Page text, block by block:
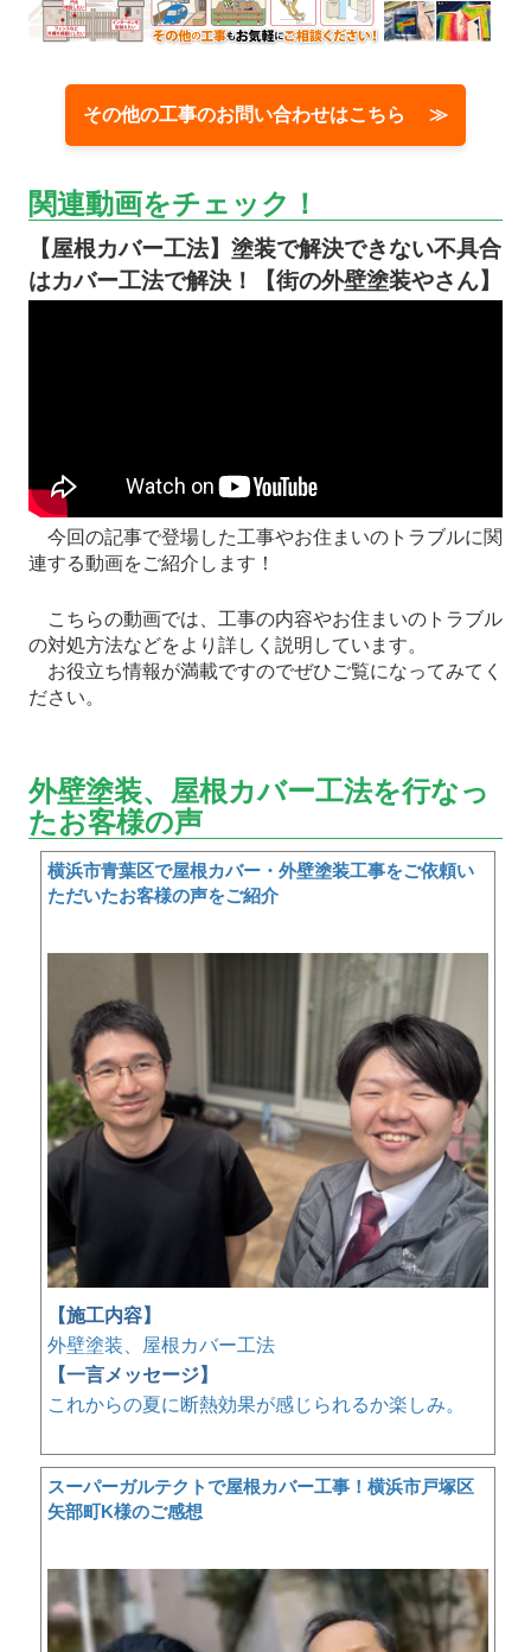
その他の工事のお問い合わせはこちら ≫
関連動画をチェック！
【屋根カバー工法】塗装で解決できない不具合
はカバー工法で解決！【街の外壁塗装やさん】
今回の記事で登場した工事やお住まいのトラブルに関
連する動画をご紹介します！
こちらの動画では、工事の内容やお住まいのトラブル
の対処方法などをより詳しく説明しています。
お役立ち情報が満載ですのでぜひご覧になってみてく
ださい。
外壁塗装、屋根カバー工法を行なっ
たお客様の声
横浜市青葉区で屋根カバー・外壁塗装工事をご依頼い
ただいたお客様の声をご紹介
【施工内容】
外壁塗装、屋根カバー工法
【一言メッセージ】
これからの夏に断熱効果が感じられるか楽しみ。
スーパーガルテクトで屋根カバー工事！横浜市戸塚区
矢部町K様のご感想